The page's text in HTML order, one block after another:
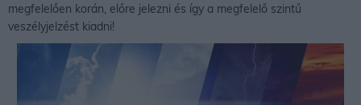
megfelelően korán, előre jelezni és így a megfelelő szintű
veszélyjelzést kiadni!